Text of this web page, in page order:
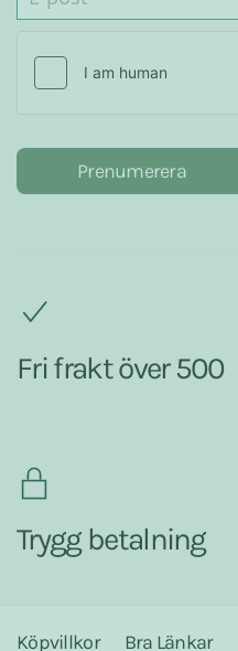
Prenumerera
Fri frakt över 500
Trygg betalning
Köpvillkor Bra Länkar